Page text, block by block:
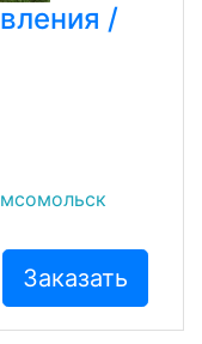
/
Заказать